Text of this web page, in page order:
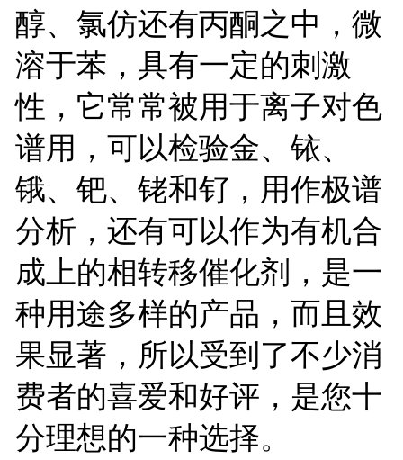
醇、氯仿还有丙酮之中，微
溶于苯，具有一定的刺激
性，它常常被用于离子对色
谱用，可以检验金、铱、
锇、钯、铑和钌，用作极谱
分析，还有可以作为有机合
成上的相转移催化剂，是一
种用途多样的产品，而且效
果显著，所以受到了不少消
费者的喜爱和好评，是您十
分理想的一种选择。